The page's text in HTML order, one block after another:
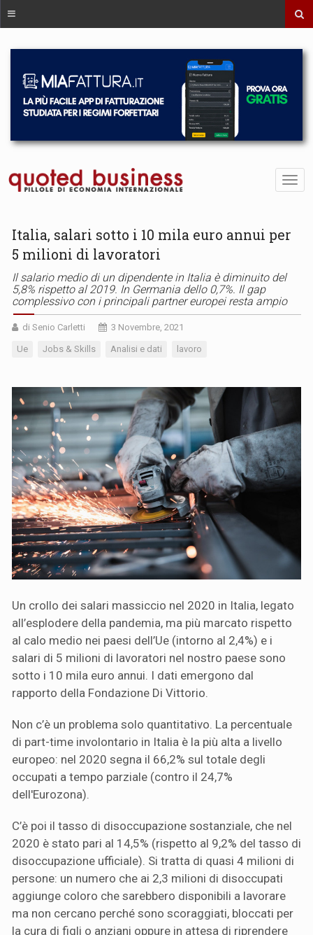
Italia, salari sotto i 10 mila euro annui per
5 milioni di lavoratori
Il salario medio di un dipendente in Italia è diminuito del
5,8% rispetto al 2019. In Germania dello 0,7%. Il gap
complessivo con i principali partner europei resta ampio
di Senio Carletti 3 Novembre, 2021
Ue Jobs & Skills Analisi e dati lavoro
Un crollo dei salari massiccio nel 2020 in Italia, legato
all’esplodere della pandemia, ma più marcato rispetto
al calo medio nei paesi dell’Ue (intorno al 2,4%) e i
salari di 5 milioni di lavoratori nel nostro paese sono
sotto i 10 mila euro annui. I dati emergono dal
rapporto della Fondazione Di Vittorio.
Non c’è un problema solo quantitativo. La percentuale
di part-time involontario in Italia è la più alta a livello
europeo: nel 2020 segna il 66,2% sul totale degli
occupati a tempo parziale (contro il 24,7%
dell'Eurozona).
C’è poi il tasso di disoccupazione sostanziale, che nel
2020 è stato pari al 14,5% (rispetto al 9,2% del tasso di
disoccupazione ufficiale). Si tratta di quasi 4 milioni di
persone: un numero che ai 2,3 milioni di disoccupati
aggiunge coloro che sarebbero disponibili a lavorare
ma non cercano perché sono scoraggiati, bloccati per
la cura di figli o anziani oppure in attesa di riprendere